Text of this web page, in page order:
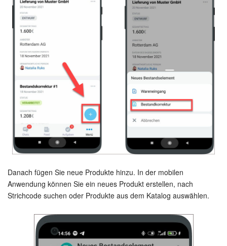
Projektgruppen
Drive
Webmail
CRM
Buchung
KI in Bitrix24
Elektronische Unterschrift für HR
Bestandsverwaltung
Danach fügen Sie neue Produkte hinzu. In der mobilen
Anwendung können Sie ein neues Produkt erstellen, nach
Strichcode suchen oder Produkte aus dem Katalog auswählen.